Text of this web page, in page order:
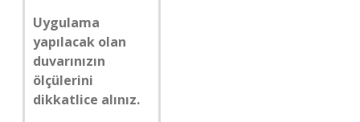
Uygulama
yapılacak olan
duvarınızın
ölçülerini
dikkatlice alınız.